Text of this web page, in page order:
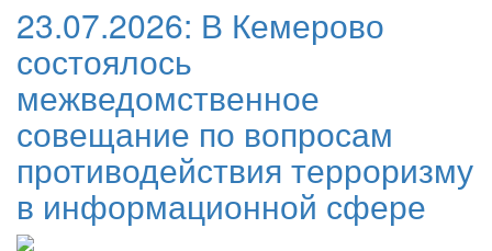
23.07.2026: В Кемерово
состоялось
межведомственное
совещание по вопросам
противодействия терроризму
в информационной сфере